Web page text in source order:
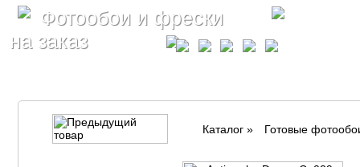
Фотообои и фрески
на заказ
Каталог » Готовые